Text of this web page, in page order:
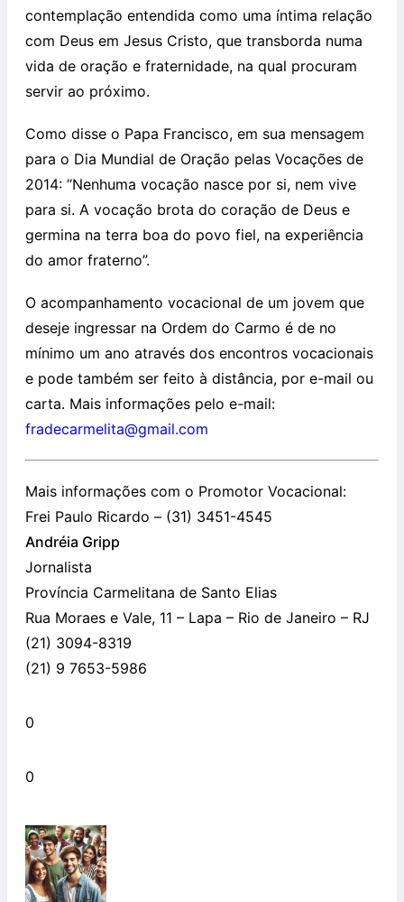
contemplação entendida como uma íntima relação
com Deus em Jesus Cristo, que transborda numa
vida de oração e fraternidade, na qual procuram
servir ao próximo.
Como disse o Papa Francisco, em sua mensagem
para o Dia Mundial de Oração pelas Vocações de
2014: “Nenhuma vocação nasce por si, nem vive
para si. A vocação brota do coração de Deus e
germina na terra boa do povo fiel, na experiência
do amor fraterno”.
O acompanhamento vocacional de um jovem que
deseje ingressar na Ordem do Carmo é de no
mínimo um ano através dos encontros vocacionais
e pode também ser feito à distância, por e-mail ou
carta. Mais informações pelo e-mail:
fradecarmelita@gmail.com
Mais informações com o Promotor Vocacional:
Frei Paulo Ricardo – (31) 3451-4545
Andréia Gripp
Jornalista
Província Carmelitana de Santo Elias
Rua Moraes e Vale, 11 – Lapa – Rio de Janeiro – RJ
(21) 3094-8319
(21) 9 7653-5986
0
0